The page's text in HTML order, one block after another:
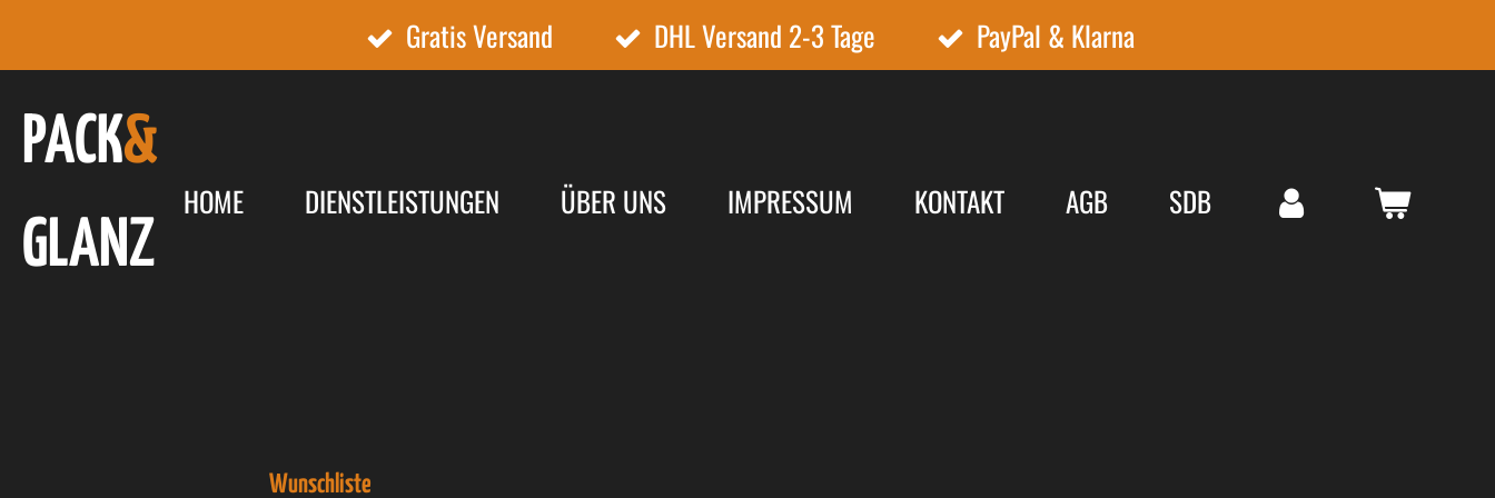
Hauptinhalt
springen
Gratis Versand DHL Versand 2-3 Tage PayPal & Klarna
PACK&
GLANZ
HOME DIENSTLEISTUNGEN ÜBER UNS IMPRESSUM KONTAKT AGB SDB
Wunschliste